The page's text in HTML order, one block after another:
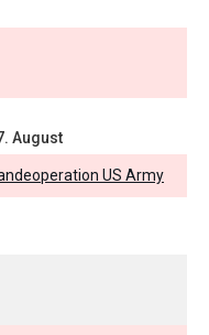
August
US Army